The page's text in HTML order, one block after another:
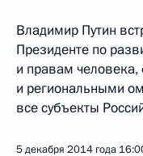
Владимир Путин
Президенте по
и правам
и региональными
все субъекты
5 декабря 2014 года